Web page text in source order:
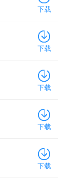
下载
下载
下载
下载
下载